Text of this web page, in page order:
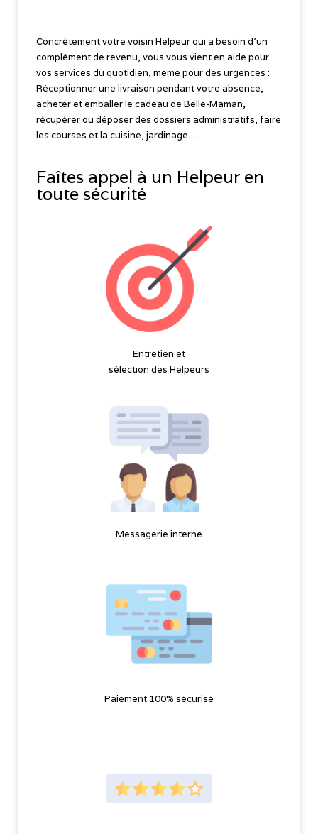
Concrètement votre voisin Helpeur qui a besoin d’un
complément de revenu, vous vous vient en aide pour
vos services du quotidien, même pour des urgences :
Réceptionner une livraison pendant votre absence,
acheter et emballer le cadeau de Belle-Maman,
récupérer ou déposer des dossiers administratifs, faire
les courses et la cuisine, jardinage…
Faîtes appel à un Helpeur en
toute sécurité
Entretien et
sélection des Helpeurs
Messagerie interne
Paiement 100% sécurisé